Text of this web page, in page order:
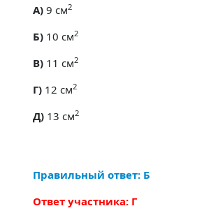
A)9 см2
Б)10 см2
В)11 см2
Г)12 см2
Д)13 см2
Правильный ответ: Б
Ответ участника: Г